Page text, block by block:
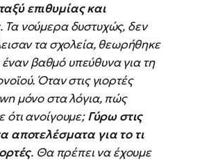
επιθυμίας και
. Τα νούμερα δυστυχώς, δεν
τα σχολεία, θεωρήθηκε
έναν βαθμό υπεύθυνα για τη
Όταν στις γιορτές
μόνο στα λόγια, πώς
ανοίγουμε;Γύρω στις
αποτελέσματα για το τι
. Θα πρέπει να έχουμε